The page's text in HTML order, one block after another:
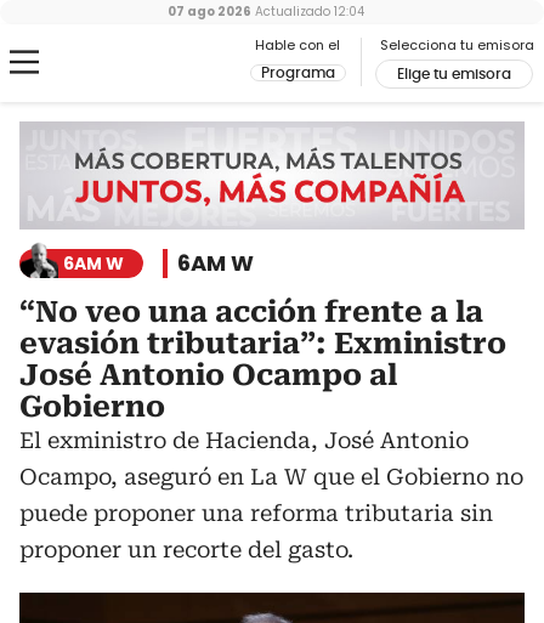
Hable con el
Programa
Selecciona tu emisora
Elige tu emisora
07 ago 2026 Actualizado 12:04
6AM W 6AM W
“No veo una acción frente a la
evasión tributaria”: Exministro
José Antonio Ocampo al
Gobierno
El exministro de Hacienda, José Antonio
Ocampo, aseguró en La W que el Gobierno no
puede proponer una reforma tributaria sin
proponer un recorte del gasto.